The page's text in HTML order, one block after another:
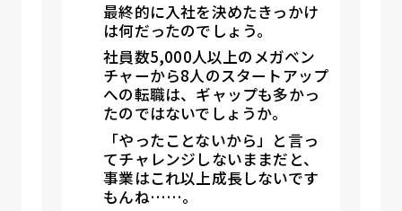
最終的に入社を決めたきっかけ
は何だったのでしょう。
社員数5,000人以上のメガベン
チャーから8人のスタートアップ
への転職は、ギャップも多かっ
たのではないでしょうか。
「やったことないから」と言っ
てチャレンジしないままだと、
事業はこれ以上成長しないです
もんね……。